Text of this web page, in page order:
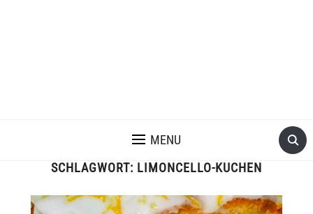
MENU
SCHLAGWORT: LIMONCELLO-KUCHEN